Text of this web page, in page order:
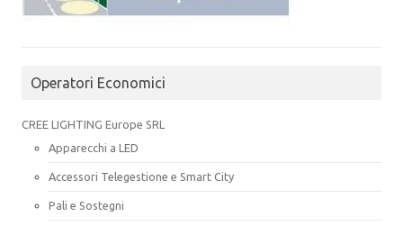
Operatori Economici
CREE LIGHTING Europe SRL
Apparecchi a LED
Accessori Telegestione e Smart City
Pali e Sostegni